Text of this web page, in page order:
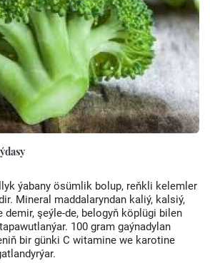
ýabany ösümlik bolup, reňkli kelemler
Mineral maddalaryndan kaliý, kalsiý,
şeýle-de, belogyň köplügi bilen
100 gram gaýnadylan
bir günki C witamine we karotine